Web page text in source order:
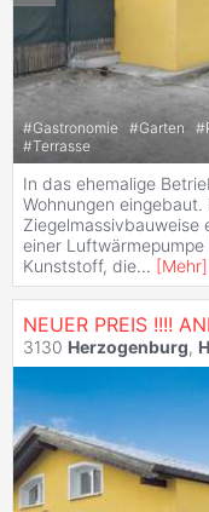
#Gastronomie #Garten #
#Terrasse
In das ehemalige
Wohnungen
Ziegelmassivbauweise
einer
Kunststoff, die... [Mehr]
NEUER PREIS !!!!
3130 Herzogenburg,